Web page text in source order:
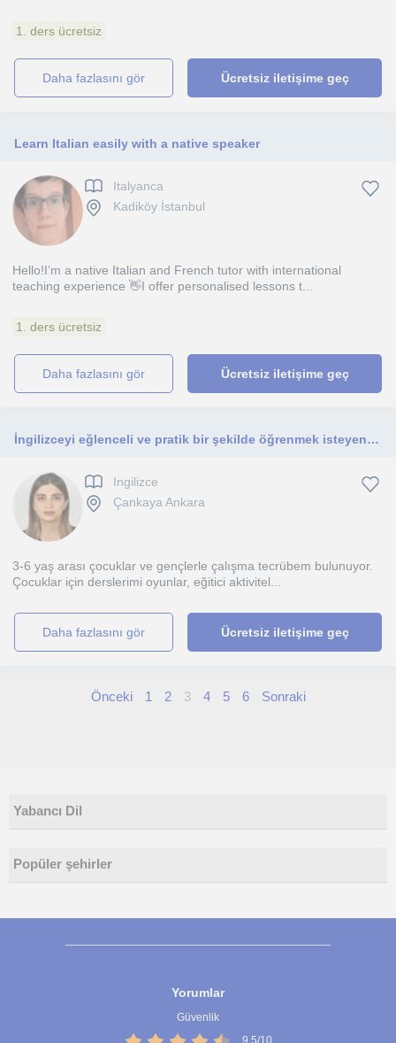
1. ders ücretsiz
daha fazlasını gör Ücretsiz iletişime geç
Learn Italian easily with a native speaker
Italyanca
Kadiköy İstanbul
Hello!I’m a native Italian and French tutor with international
teaching experience 👋I offer personalised lessons t...
1. ders ücretsiz
daha fazlasını gör Ücretsiz iletişime geç
İngilizceyi eğlenceli ve pratik bir şekilde öğrenmek isteyen çocuklara ve başlangıç seviyesindeki öğrencilere yardımcı ouyorum
Ingilizce
Çankaya Ankara
3-6 yaş arası çocuklar ve gençlerle çalışma tecrübem bulunuyor.
Çocuklar için derslerimi oyunlar, eğitici aktivitel...
daha fazlasını gör Ücretsiz iletişime geç
Önceki 1 2 3 4 5 6 Sonraki
Yabancı Dil
Popüler şehirler
Yorumlar
Güvenlik
9,5/10